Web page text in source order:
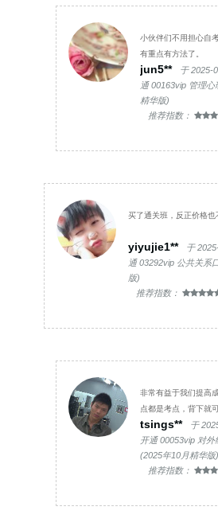
小伙伴们不用担心自
有重点有方法了。
jun5**
于 2025-
通 00163vip 管理
精华版)
推荐指数：
买了通关班，反正价格也
yiyujie1**
于
通 03292vip 公共关系
版)
推荐指数：
非常有益于我们提高
点都是考点，背下就
tsings**
于
开通 00053vip 对外
(2025年10月精华版)
推荐指数：